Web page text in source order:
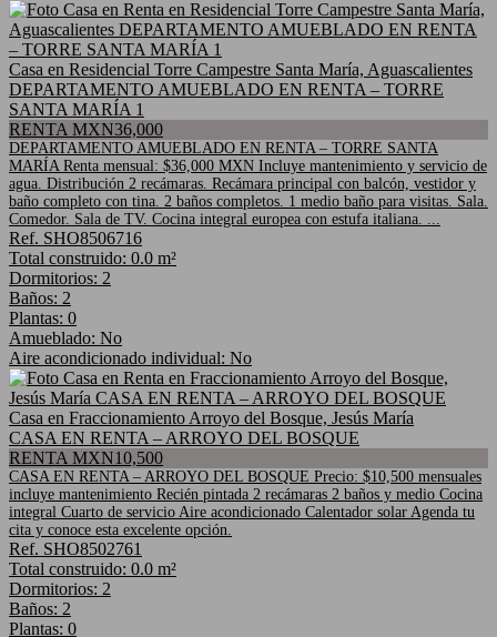
Casa en Residencial Torre Campestre Santa María, Aguascalientes
DEPARTAMENTO AMUEBLADO EN RENTA – TORRE
SANTA MARÍA 1
RENTA MXN36,000
DEPARTAMENTO AMUEBLADO EN RENTA – TORRE SANTA
MARÍA Renta mensual: $36,000 MXN Incluye mantenimiento y servicio de
agua. Distribución 2 recámaras. Recámara principal con balcón, vestidor y
baño completo con tina. 2 baños completos. 1 medio baño para visitas. Sala.
Comedor. Sala de TV. Cocina integral europea con estufa italiana. ...
Ref. SHO8506716
Total construido: 0.0 m²
Dormitorios: 2
Baños: 2
Plantas: 0
Amueblado: No
Aire acondicionado individual: No
Casa en Fraccionamiento Arroyo del Bosque, Jesús María
CASA EN RENTA – ARROYO DEL BOSQUE
RENTA MXN10,500
CASA EN RENTA – ARROYO DEL BOSQUE Precio: $10,500 mensuales
incluye mantenimiento Recién pintada 2 recámaras 2 baños y medio Cocina
integral Cuarto de servicio Aire acondicionado Calentador solar Agenda tu
cita y conoce esta excelente opción.
Ref. SHO8502761
Total construido: 0.0 m²
Dormitorios: 2
Baños: 2
Plantas: 0